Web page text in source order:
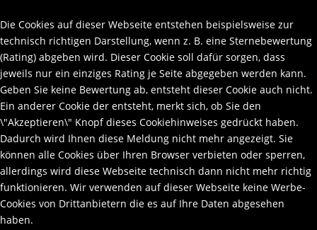
Die Cookies auf dieser Webseite entstehen beispielsweise zur
technisch richtigen Darstellung, wenn z. B. eine Sternebewertung
(Rating) abgeben wird. Dieser Cookie soll dafür sorgen, dass
jeweils nur ein einziges Rating je Seite abgegeben werden kann.
Geben Sie keine Bewertung ab, entsteht dieser Cookie auch nicht.
Ein anderer Cookie der entsteht, merkt sich, ob Sie den
\"Akzeptieren\" Knopf dieses Cookiehinweises gedrückt haben.
Dadurch wird Ihnen diese Meldung nicht mehr angezeigt. Sie
können alle Cookies über Ihren Browser verbieten oder sperren,
allerdings wird diese Webseite technisch dann nicht mehr richtig
funktionieren. Wir verwenden auf dieser Webseite keine Werbe-
Cookies von Drittanbietern die es auf Ihre Daten abgesehen
haben.